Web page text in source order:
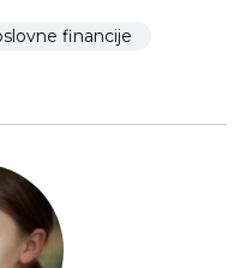
financije